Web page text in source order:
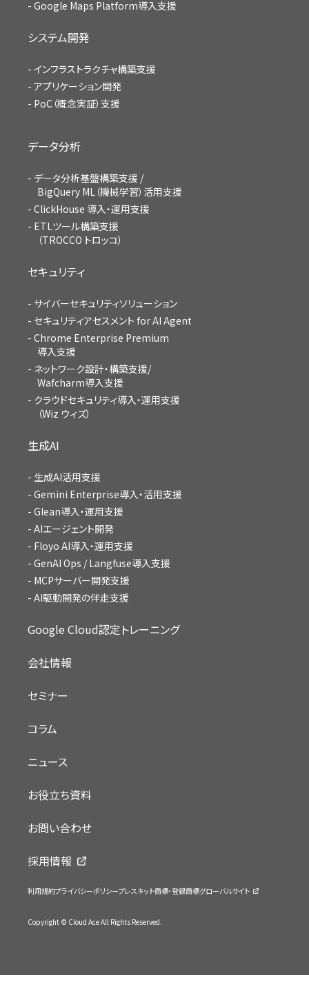
Google Maps Platform導入支援
システム開発
インフラストラクチャ構築支援
アプリケーション開発
PoC（概念実証）支援
データ分析
データ分析基盤構築支援 /
BigQuery ML（機械学習）活用支援
ClickHouse 導入・運用支援
ETLツール構築支援
（TROCCO トロッコ）
セキュリティ
サイバーセキュリティソリューション
セキュリティアセスメント for AI Agent
Chrome Enterprise Premium
導入支援
ネットワーク設計・構築支援/
Wafcharm導入支援
クラウドセキュリティ導入・運用支援
（Wiz ウィズ）
生成AI
生成AI活用支援
Gemini Enterprise導入・活用支援
Glean導入・運用支援
AIエージェント開発
Floyo AI導入・運用支援
GenAI Ops / Langfuse導入支援
MCPサーバー開発支援
AI駆動開発の伴走支援
Google Cloud認定トレーニング
会社情報
セミナー
コラム
ニュース
お役立ち資料
お問い合わせ
採用情報
利用規約プライバシーポリシープレスキット商標・登録商標グローバルサイト
Copyright © Cloud Ace All Rights Reserved.